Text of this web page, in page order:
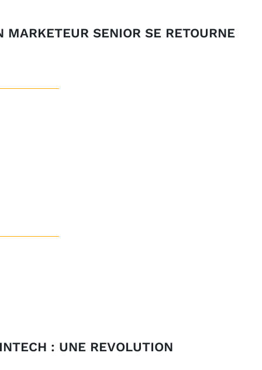
MARKETEUR SENIOR SE RETOURNE
: UNE REVOLUTION